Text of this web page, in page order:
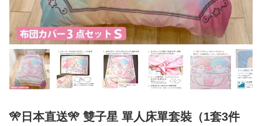
🎌日本直送🎌 雙子星 單人床單套裝（1套3件